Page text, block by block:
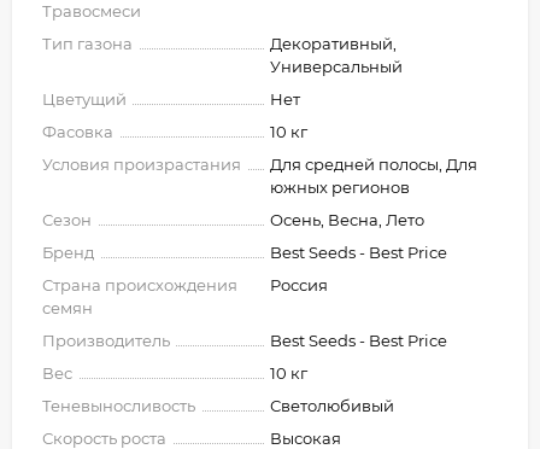
Травосмеси
Тип газона
Декоративный,
Универсальный
Цветущий
Нет
Фасовка
10 кг
Условия произрастания
Для средней полосы, Для
южных регионов
Сезон
Осень, Весна, Лето
Бренд
Best Seeds - Best Price
Страна происхождения
семян
Россия
Производитель
Best Seeds - Best Price
Вес
10 кг
Теневыносливость
Светолюбивый
Скорость роста
Высокая